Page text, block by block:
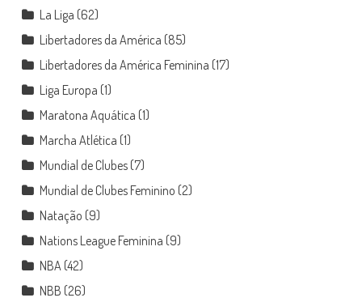
La Liga (62)
Libertadores da América (85)
Libertadores da América Feminina (17)
Liga Europa (1)
Maratona Aquática (1)
Marcha Atlética (1)
Mundial de Clubes(7)
Mundial de Clubes Feminino (2)
Natação (9)
Nations League Feminina (9)
NBA (42)
NBB (26)